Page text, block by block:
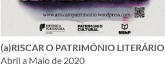
(a)RISCAR O PATRIMÓNIO LITERÁRIO
Abril a Maio de 2020